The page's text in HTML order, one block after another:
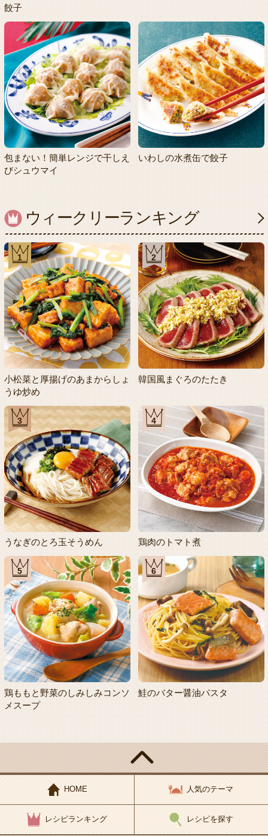
餃子
包まない！簡単レンジで干しえ
びシュウマイ
いわしの水煮缶で餃子
ウィークリーランキング
1
小松菜と厚揚げのあまからしょ
うゆ炒め
2
韓国風まぐろのたたき
3
うなぎのとろ玉そうめん
4
鶏肉のトマト煮
5
鶏ももと野菜のしみしみコンソ
メスープ
6
鮭のバター醤油パスタ
HOME 人気のテーマ
レシピランキング レシピを探す